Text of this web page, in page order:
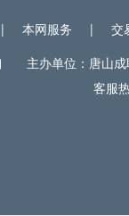
| 本网服务 |
交
主办单位：唐山
客服